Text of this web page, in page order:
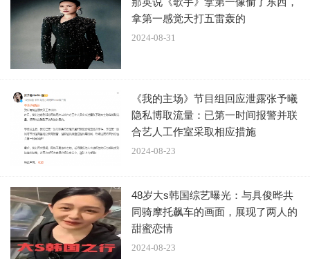
孙楠、加拿大歌手凡希亚（Faouzia）拿下，那英从上一期
的第三名跌至本期的第五名。
网友大赞孙楠“五旬老头宝刀未老”，调侃“孙楠的《拯
歌保守。
孙楠得知排名前2 嘴角根本压不住。孙楠的出场，让节
目收视迅速破亿，汇聚十大股东和十大流通股东的节目制作
拿第一感觉天打五雷轰的
2024-08-31
《我的主场》节目组回应泄露张予曦
隐私博取流量：已第一时间报警并联
合艺人工作室采取相应措施
2024-08-23
48岁大s韩国综艺曝光：与具俊晔共
同骑摩托飙车的画面，展现了两人的
甜蜜恋情
2024-08-23